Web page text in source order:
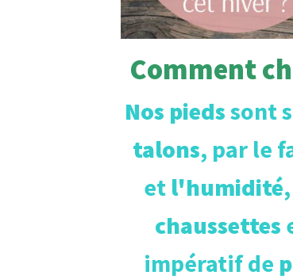
Comment
Nos piedssont
talons, par le
et l'humidité
chaussettes
impératif de